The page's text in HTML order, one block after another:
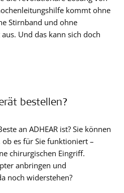
kommt ohne
Stirnband und ohne
Und das kann sich doch
bestellen?
an ADHEAR ist? Sie können
ob es für Sie funktioniert –
chirurgischen Eingriff.
anbringen und
noch widerstehen?